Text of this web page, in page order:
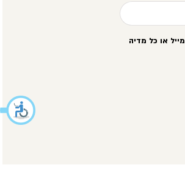
מייל או כל מדיה